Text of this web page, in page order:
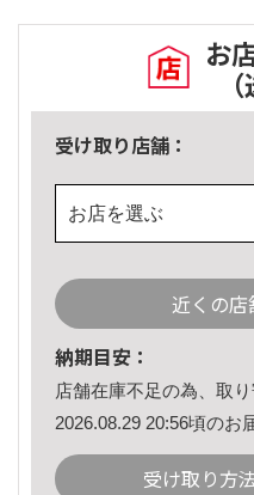
お
受け取り店舗：
お店を選ぶ
近くの店
納期目安：
店舗在庫不足の為、取
2026.08.29 20:56頃のお
受け取り方